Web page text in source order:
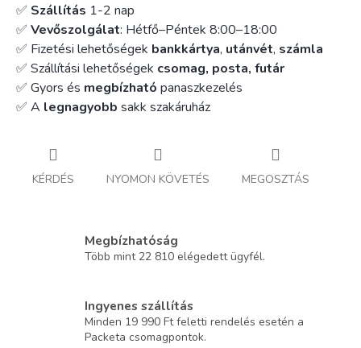
✅ Szállítás 1-2 nap
✅ Vevőszolgálat: Hétfő–Péntek 8:00–18:00
✅ Fizetési lehetőségek bankkártya, utánvét, számla
✅ Szállítási lehetőségek csomag, posta, futár
✅ Gyors és megbízható panaszkezelés
✅ A legnagyobb sakk szakáruház
KÉRDÉS NYOMON KÖVETÉS MEGOSZTÁS
Megbízhatóság
Több mint 22 810 elégedett ügyfél.
Ingyenes szállítás
Minden 19 990 Ft feletti rendelés esetén a
Packeta csomagpontok.